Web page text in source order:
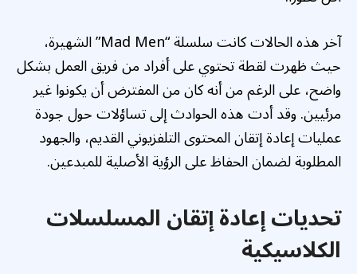
آخر هذه الحالات كانت سلسلة “Mad Men” الشهيرة،
حيث ظهرت لقطة تحتوي على أفراد من فريق العمل بشكل
واضح، على الرغم من أنه كان من المفترض أن يكونوا غير
مرئيين. وقد أدت هذه الحوادث إلى تساؤلات حول جودة
عمليات إعادة إتقان المحتوى التلفزيوني القديم، والجهود
المطلوبة لضمان الحفاظ على الرؤية الأصلية للمبدعين.
تحدياتإعادة إتقان المسلسلات
الكلاسيكية